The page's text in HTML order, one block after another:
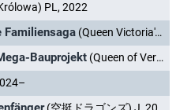
PL, 2022
Familiensaga (Queen Victoria's Children) GB, 2013
Bauprojekt (Queen of Versailles Reigns Again) USA, 2022–